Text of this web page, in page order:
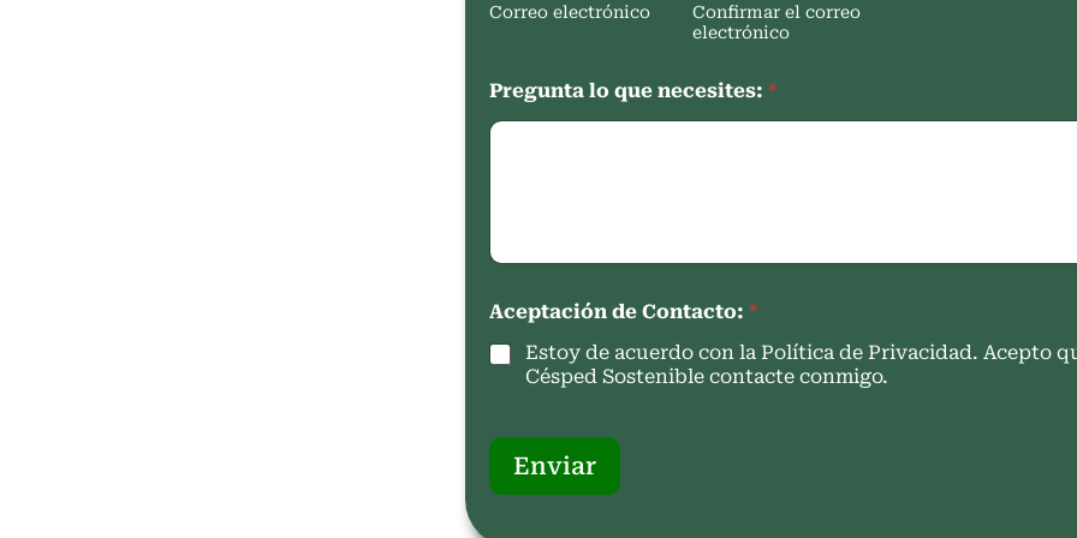
Correo electrónico
Confirmar el correo
electrónico
Pregunta lo que necesites: *
Aceptación de Contacto: *
Estoy de acuerdo con la Política de Privacidad. Acepto
Césped Sostenible contacte conmigo.
Enviar